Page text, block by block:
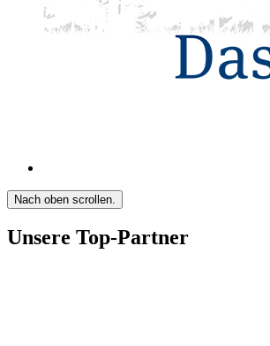
Nach oben scrollen.
Unsere Top-Partner